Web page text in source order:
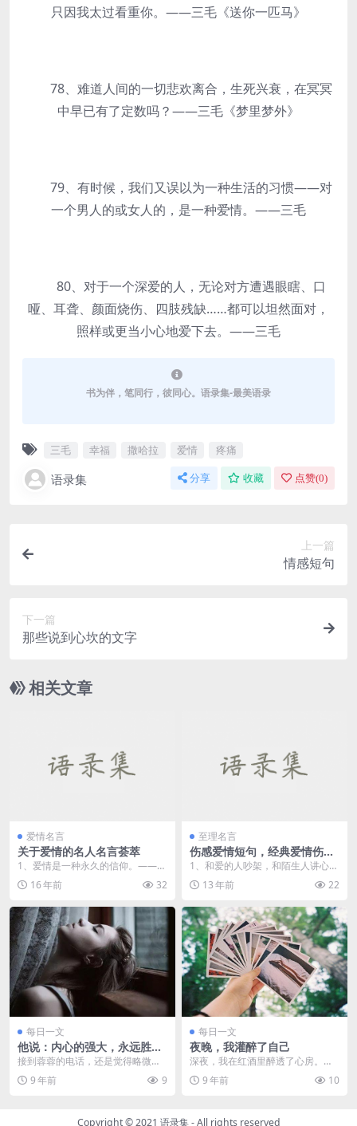
只因我太过看重你。——三毛《送你一匹马》
78、难道人间的一切悲欢离合，生死兴衰，在冥冥
中早已有了定数吗？——三毛《梦里梦外》
79、有时候，我们又误以为一种生活的习惯——对
一个男人的或女人的，是一种爱情。——三毛
80、对于一个深爱的人，无论对方遭遇眼瞎、口
哑、耳聋、颜面烧伤、四肢残缺……都可以坦然面对，
照样或更当小心地爱下去。——三毛
书为伴，笔同行，彼同心。语录集-最美语录
三毛 幸福 撒哈拉 爱情 疼痛
语录集 分享 收藏 点赞(0)
上一篇
情感短句
下一篇
那些说到心坎的文字
相关文章
爱情名言
关于爱情的名人名言荟萃
1、爱情是一种永久的信仰。——
（法）罗曼·...
16 年前 32
至理名言
伤感爱情短句，经典爱情伤感
句子
1、和爱的人吵架，和陌生人讲心里
话。 2、不要骗我，你知道即使你
的...13 年前 22
每日一文
他说：内心的强大，永远胜过
外表的浮华
接到蓉蓉的电话，还是觉得略微惊
讶，在微信QQ各种通讯畅达的今
天，打电话倒成了奢侈...
9 年前 9
每日一文
夜晚，我灌醉了自己
深夜，我在红酒里醉透了心房。想
你，念你，可在远方的你。 可否
一样，...
9 年前 10
Copyright © 2021 语录集- All rights reserved